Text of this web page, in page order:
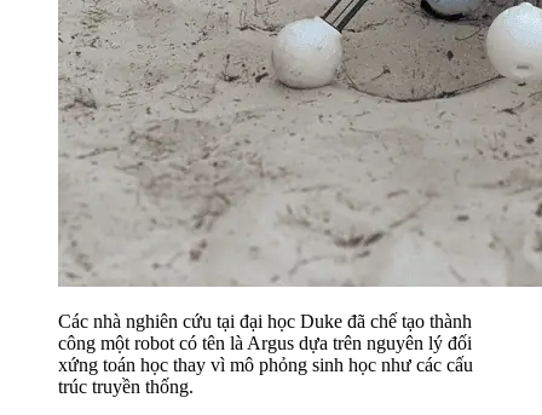
Các nhà nghiên cứu tại đại học Duke đã chế tạo thành
công một robot có tên là Argus dựa trên nguyên lý đối
xứng toán học thay vì mô phỏng sinh học như các cấu
trúc truyền thống.